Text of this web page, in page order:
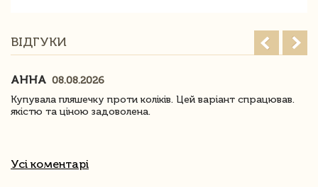
ВІДГУКИ
АННА 08.08.2026
Купувала пляшечку проти коліків. Цей варіант спрацював.
якістю та ціною задоволена.
Усі коментарі